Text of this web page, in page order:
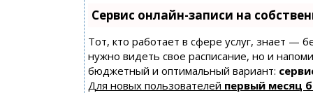
Сервис онлайн-записи на
Тот, кто работает в сфере услуг, знает —
нужно видеть свое расписание, но и
бюджетный и оптимальный вариант:
Для новых пользователей первый месяц